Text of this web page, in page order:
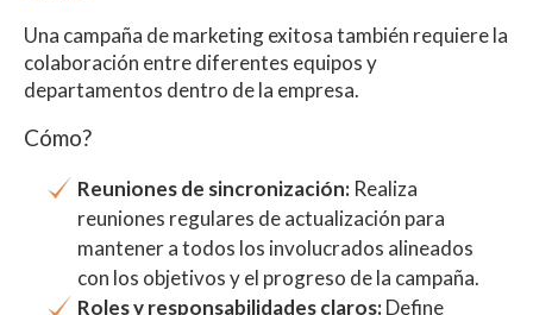
Una campaña de marketing exitosa también requiere la
colaboración entre diferentes equipos y
departamentos dentro de la empresa.
Cómo?
Reuniones de sincronización: Realiza
reuniones regulares de actualización para
mantener a todos los involucrados alineados
con los objetivos y el progreso de la campaña.
Roles y responsabilidades claros:Define